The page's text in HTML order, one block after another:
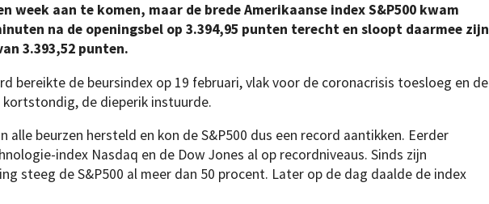
week aan te komen, maar de brede Amerikaanse index S&P500 kwam
na de openingsbel op 3.394,95 punten terecht en sloopt daarmee zijn
3.393,52 punten.
bereikte de beursindex op 19 februari, vlak voor de coronacrisis toesloeg en de
de dieperik instuurde.
alle beurzen hersteld en kon de S&P500 dus een record aantikken. Eerder
index Nasdaq en de Dow Jones al op recordniveaus. Sinds zijn
steeg de S&P500 al meer dan 50 procent. Later op de dag daalde de index